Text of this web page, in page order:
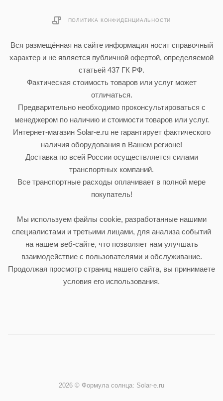
ПОЛИТИКА КОНФИДЕНЦИАЛЬНОСТИ
Вся размещённая на сайте информация носит справочный
характер и не является публичной офертой, определяемой
статьей 437 ГК РФ.
Фактическая стоимость товаров или услуг может
отличаться.
Предварительно необходимо проконсультироваться с
менеджером по наличию и стоимости товаров или услуг.
Интернет-магазин Solar-e.ru не гарантирует фактического
наличия оборудования в Вашем регионе!
Доставка по всей России осуществляется силами
транспортных компаний.
Все транспортные расходы оплачивает в полной мере
покупатель!
Мы используем файлы cookie, разработанные нашими
специалистами и третьими лицами, для анализа событий
на нашем веб-сайте, что позволяет нам улучшать
взаимодействие с пользователями и обслуживание.
Продолжая просмотр страниц нашего сайта, вы принимаете
условия его использования.
2026 © Формула солнца: Solar-e.ru